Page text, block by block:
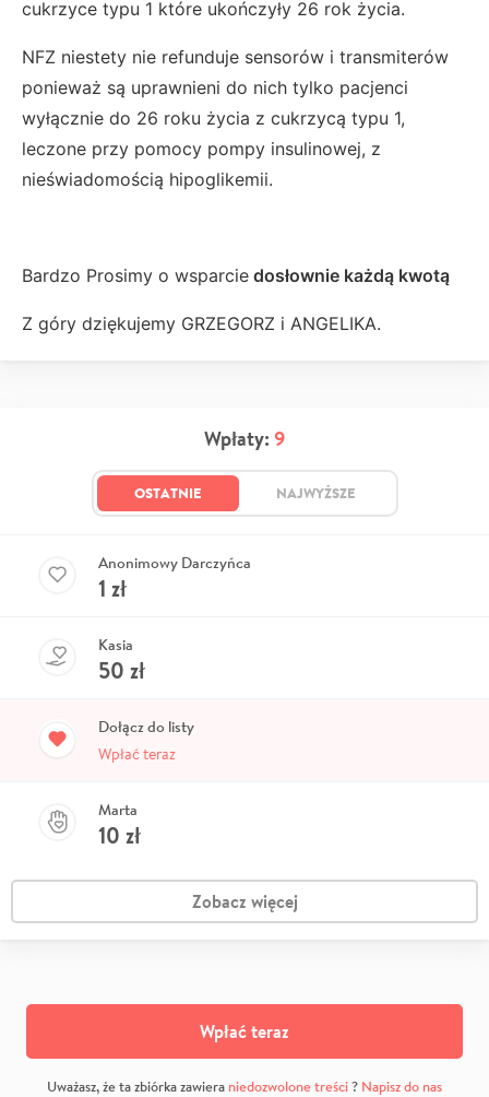
cukrzyce typu 1 które ukończyły 26 rok życia.
NFZ niestety nie refunduje sensorów i transmiterów
ponieważ są uprawnieni do nich tylko pacjenci
wyłącznie do 26 roku życia z cukrzycą typu 1,
leczone przy pomocy pompy insulinowej, z
nieświadomością hipoglikemii.
Bardzo Prosimy o wsparcie dosłownie każdą kwotą
Z góry dziękujemy GRZEGORZ i ANGELIKA.
Wpłaty: 9
OSTATNIE NAJWYŻSZE
Anonimowy Darczyńca
1 zł
Kasia
50 zł
Dołącz do listy
Wpłać teraz
Marta
10 zł
Zobacz więcej
Wpłać teraz
Uważasz, że ta zbiórka zawiera niedozwolone treści? Napisz do nas